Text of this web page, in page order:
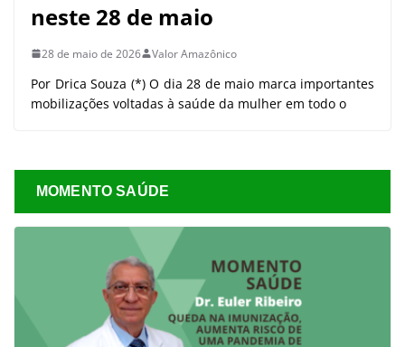
neste 28 de maio
28 de maio de 2026 Valor Amazônico
Por Drica Souza (*) O dia 28 de maio marca importantes
mobilizações voltadas à saúde da mulher em todo o
MOMENTO SAÚDE